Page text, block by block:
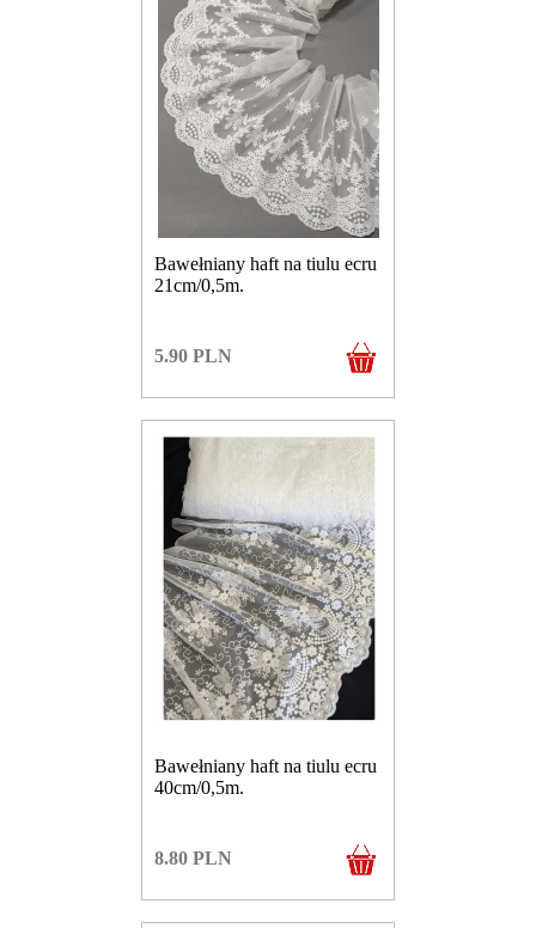
Bawełniany haft na tiulu ecru
21cm/0,5m.
5.90 PLN
Bawełniany haft na tiulu ecru
40cm/0,5m.
8.80 PLN